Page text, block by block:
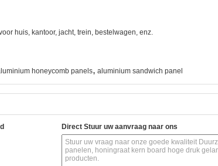
huis, kantoor, jacht, trein, bestelwagen, enz.
honeycomb panels, aluminium sandwich panel
Direct Stuur uw aanvraag naar ons